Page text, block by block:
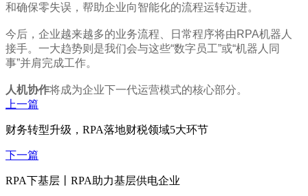
和确保零失误，帮助企业向智能化的流程运转迈进。
今后，企业越来越多的业务流程、日常程序将由RPA机器人
接手。一大趋势则是我们会与这些“数字员工”或“机器人同
事”并肩完成工作。
人机协作将成为企业下一代运营模式的核心部分。
上一篇
财务转型升级，RPA落地财税领域5大环节
下一篇
RPA下基层丨RPA助力基层供电企业